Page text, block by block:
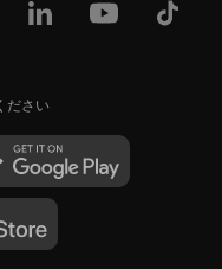
ださい